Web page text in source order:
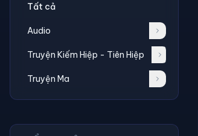
Tất cả
Audio
Truyện Kiếm Hiệp - Tiên Hiệp
Truyện Ma